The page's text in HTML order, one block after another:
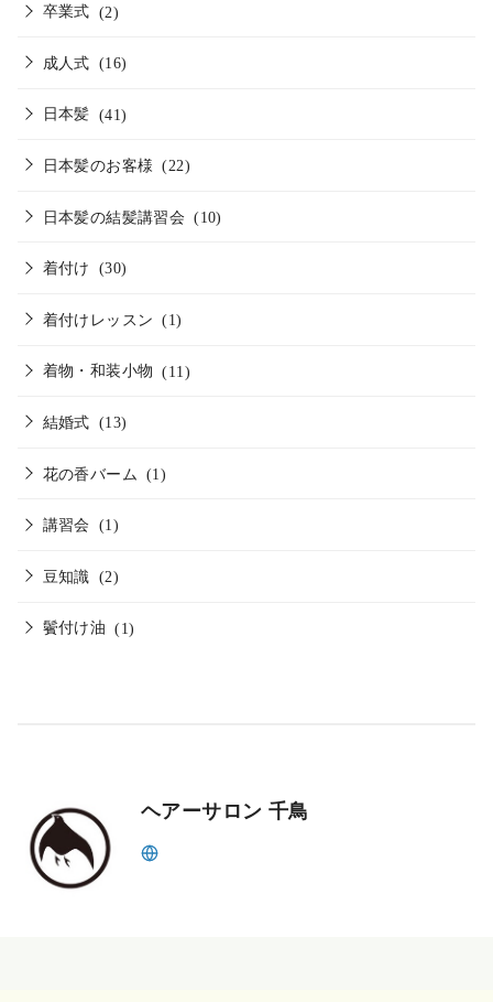
卒業式 (2)
成人式 (16)
日本髪 (41)
日本髪のお客様 (22)
日本髪の結髪講習会 (10)
着付け (30)
着付けレッスン (1)
着物・和装小物 (11)
結婚式 (13)
花の香バーム (1)
講習会 (1)
豆知識 (2)
鬢付け油 (1)
ヘアーサロン 千鳥